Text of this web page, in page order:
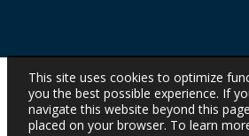
This site uses cookies to optimize
you the best possible experience. If
navigate this website beyond this
placed on your browser. To learn